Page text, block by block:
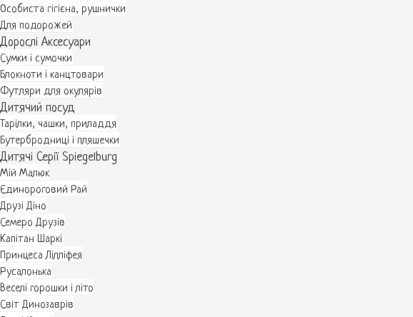
Особиста гігієна, рушнички
Для подорожей
Дорослі Аксесуари
Сумки і сумочки
Блокноти і канцтовари
Футляри для окулярів
Дитячий посуд
Тарілки, чашки, приладдя
Бутербродниці і пляшечки
Дитячі Серії Spiegelburg
Мій Малюк
Єдинороговий Рай
Друзі Діно
Семеро Друзів
Капітан Шаркі
Принцеса Лілліфея
Русалонька
Веселі горошки і літо
Світ Динозаврів